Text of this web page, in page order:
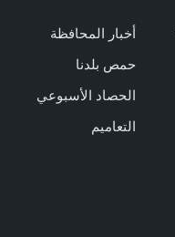
أخبار المحافظة
حمص بلدنا
الحصاد الأسبوعي
التعاميم